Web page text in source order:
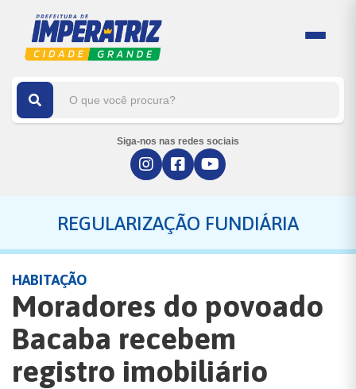
Siga-nos nas redes sociais
REGULARIZAÇÃO FUNDIÁRIA
HABITAÇÃO
Moradores do povoado
Bacaba recebem
registro imobiliário